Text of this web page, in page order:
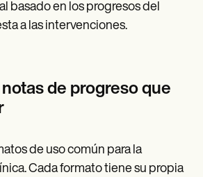
basado en los progresos del
a las intervenciones.
de progreso que
de uso común para la
Cada formato tiene su propia